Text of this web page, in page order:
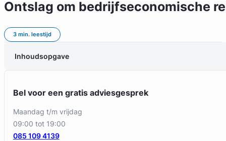
Ontslag om bedrijfseconomische
3 min. leestijd
Inhoudsopgave
Bel voor een gratis adviesgesprek
maandag t/m vrijdag
09:00 tot 19:00
085 109 4139